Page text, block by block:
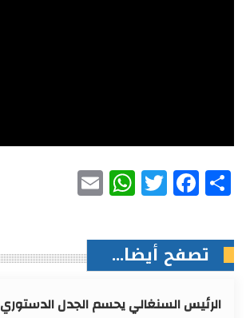
Share
Facebook
Twitter
WhatsApp
تصفح أيضا...
الرئيس السنغالي يحسم الجدل الدستوري